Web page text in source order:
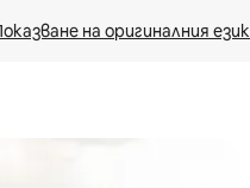
на оригиналния език